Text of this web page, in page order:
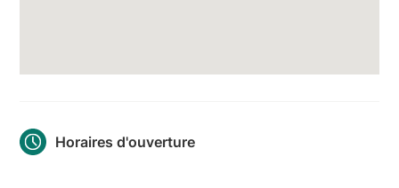
Horaires d'ouverture